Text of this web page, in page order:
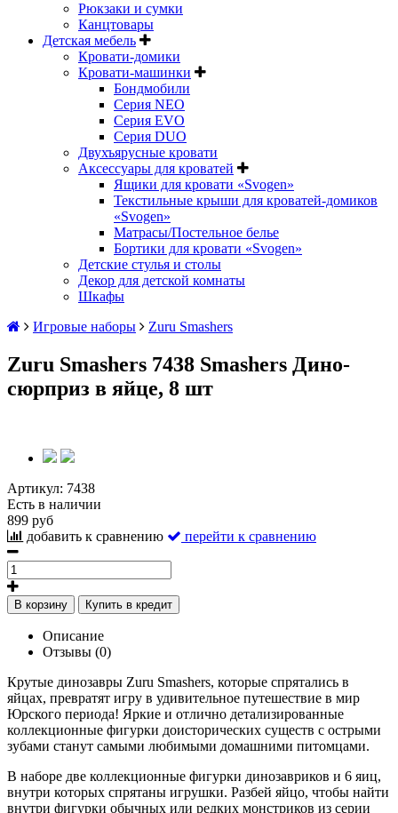
Рюкзаки и сумки
Канцтовары
Детская мебель
Кровати-домики
Кровати-машинки
Бондмобили
Серия NEO
Серия EVO
Серия DUO
Двухъярусные кровати
Аксессуары для кроватей
Ящики для кровати «Svogen»
Текстильные крыши для кроватей-домиков
«Svogen»
Матрасы/Постельное белье
Бортики для кровати «Svogen»
Детские стулья и столы
Декор для детской комнаты
Шкафы
Игровые наборы
Zuru Smashers
Zuru Smashers 7438 Smashers Дино-
сюрприз в яйце, 8 шт
Артикул: 7438
Есть в наличии
899 руб
добавить к сравнению
перейти к сравнению
В корзину Купить в кредит
Описание
Отзывы (0)
Крутые динозавры Zuru Smashers, которые спрятались в
яйцах, превратят игру в удивительное путешествие в мир
Юрского периода! Яркие и отлично детализированные
коллекционные фигурки доисторических существ с острыми
зубами станут самыми любимыми домашними питомцами.
В наборе две коллекционные фигурки динозавриков и 6 яиц,
внутри которых спрятаны игрушки. Разбей яйцо, чтобы найти
внутри фигурки обычных или редких монстриков из серии